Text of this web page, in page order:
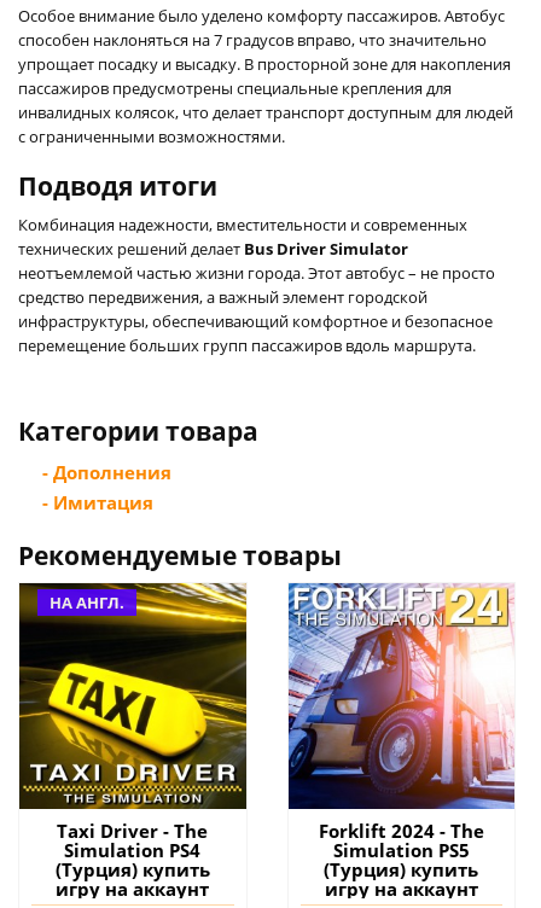
Особое внимание было уделено комфорту пассажиров. Автобус
способен наклоняться на 7 градусов вправо, что значительно
упрощает посадку и высадку. В просторной зоне для накопления
пассажиров предусмотрены специальные крепления для
инвалидных колясок, что делает транспорт доступным для людей
с ограниченными возможностями.
Подводя итоги
Комбинация надежности, вместительности и современных
технических решений делает Bus Driver Simulator
неотъемлемой частью жизни города. Этот автобус – не просто
средство передвижения, а важный элемент городской
инфраструктуры, обеспечивающий комфортное и безопасное
перемещение больших групп пассажиров вдоль маршрута.
Категории товара
- Дополнения
- Имитация
Рекомендуемые товары
НА АНГЛ.
Taxi Driver - The
Simulation PS4
(Турция) купить
игру на аккаунт
Forklift 2024 - The
Simulation PS5
(Турция) купить
игру на аккаунт